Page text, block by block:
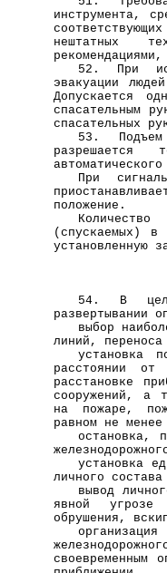
инструмента,
нештатных
52. При
эвакуации
Допускается
спасательным
спасательных
53.
разрешается
При
положение.
(спускаемых) в
установленную
54. В
развертывании
выбор
линий,
установка
расстоянии
расстановке
сооружений, а
на пожаре,
равном не
остановка,
установка
личного
вывод
явной угрозе
обрушения,
своевременным